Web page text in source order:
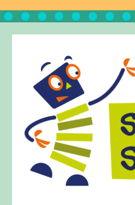
Frieden Fragen
frieden-fragen.de ist
Kinder, Eltern und
Fragen von Krieg und
Gewalt informiert und
diesem
fragen.de bietet
(Über-)Lebensfragen